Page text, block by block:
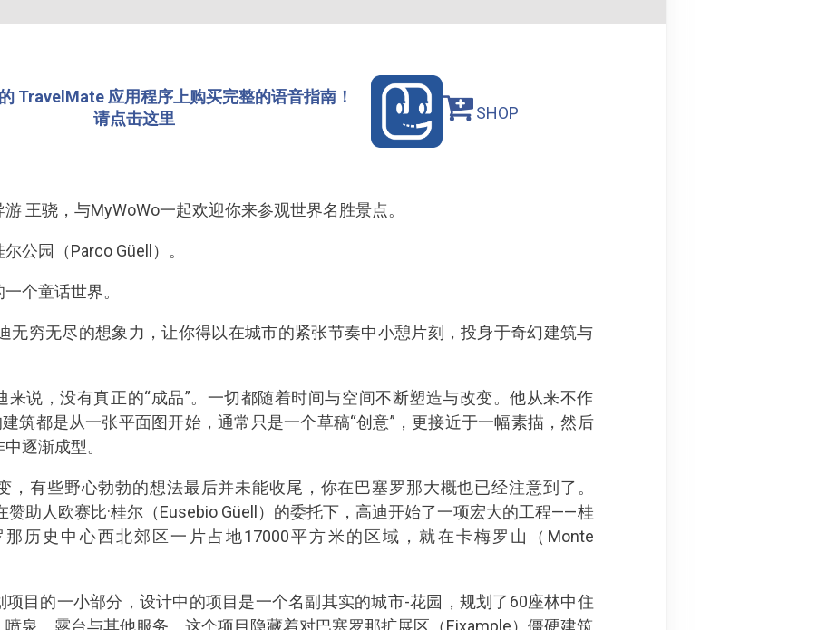
TravelMate 应用程序上购买完整的语音指南！
请点击这里
SHOP
王骁，与MyWoWo一起欢迎你来参观世界名胜景点。
公园（Parco Güell）。
个童话世界。
无穷无尽的想象力，让你得以在城市的紧张节奏中小憩片刻，投身于奇幻建筑与
来说，没有真正的“成品”。一切都随着时间与空间不断塑造与改变。他从来不作
建筑都是从一张平面图开始，通常只是一个草稿“创意”，更接近于一幅素描，然后
逐渐成型。
，有些野心勃勃的想法最后并未能收尾，你在巴塞罗那大概也已经注意到了。
赞助人欧赛比·桂尔（Eusebio Güell）的委托下，高迪开始了一项宏大的工程——桂
历史中心西北郊区一片占地17000平方米的区域，就在卡梅罗山（Monte
项目的一小部分，设计中的项目是一个名副其实的城市-花园，规划了60座林中住
泉、露台与其他服务。这个项目隐藏着对巴塞罗那扩展区（Eixample）僵硬建筑